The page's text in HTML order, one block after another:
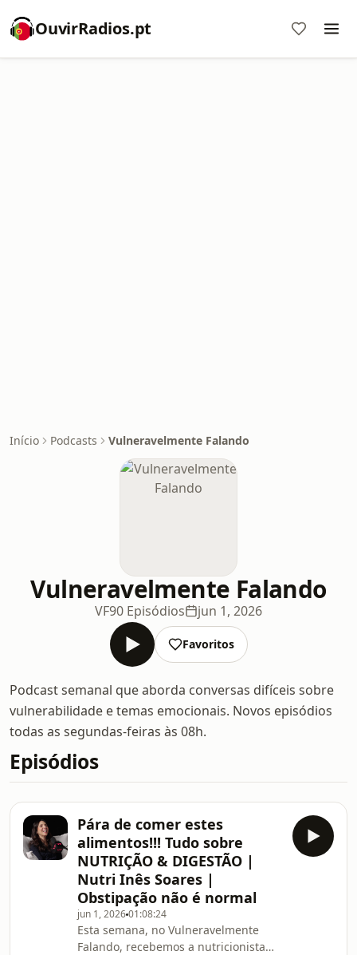
OuvirRadios.pt
Início Podcasts Vulneravelmente Falando
Vulneravelmente Falando
VF90 Episódios jun 1, 2026
Favoritos
Podcast semanal que aborda conversas difíceis sobre
vulnerabilidade e temas emocionais. Novos episódios
todas as segundas-feiras às 08h.
Episódios
Pára de comer estes
alimentos!!! Tudo sobre
NUTRIÇÃO & DIGESTÃO |
Nutri Inês Soares |
Obstipação não é normal
jun 1, 202601:08:24
Esta semana, no Vulneravelmente
Falando, recebemos a nutricionista